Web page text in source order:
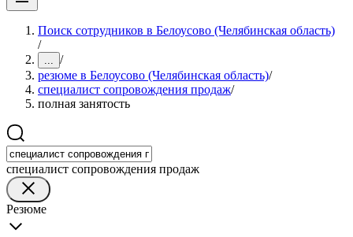
Поиск сотрудников в Белоусово (Челябинская область)
/
... /
резюме в Белоусово (Челябинская область)/
специалист сопровождения продаж/
полная занятость
специалист сопровождения продаж
Резюме